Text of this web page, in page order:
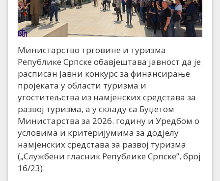
​Министарство трговине и туризма
Републике Српске обавјештава јавност да је
расписан Јавни конкурс за финансирање
пројеката у области туризма и
угоститељства из намјенских средстава за
развој туризма, а у складу са Буџетом
Министарства за 2026. годину и Уредбом о
условима и критеријумима за дод‌јелу
намјенских средстава за развој туризма
(„Службени гласник Републике Српске”, број
16/23).